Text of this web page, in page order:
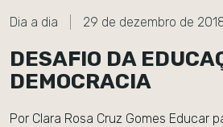
Dia a dia 29 de dezembro de
DESAFIO DA
DEMOCRACIA
Por Clara Rosa Cruz Gomes Educar